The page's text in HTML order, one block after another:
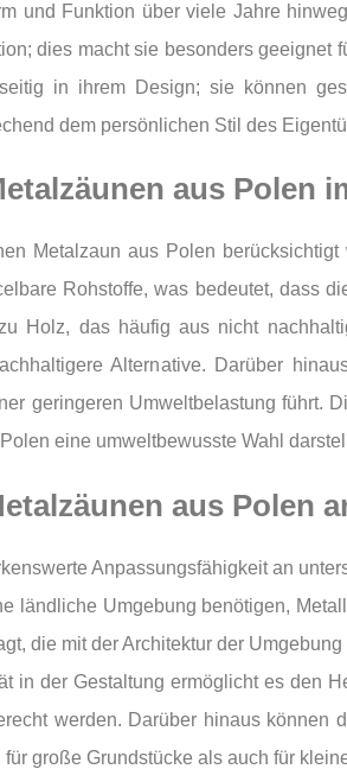
und Funktion über viele Jahre
dies macht sie besonders
in ihrem Design; sie können
dem persönlichen Stil des
aus Polen
Metalzaun aus Polen
Rohstoffe, was bedeutet, dass
Holz, das häufig aus nicht
Alternative. Darüber
geringeren Umweltbelastung führt.
eine umweltbewusste Wahl
aus Polen
Anpassungsfähigkeit an
ländliche Umgebung benötigen,
die mit der Architektur der
in der Gestaltung ermöglicht es den
werden. Darüber hinaus
große Grundstücke als auch für